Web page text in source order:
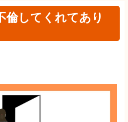
してくれてあり